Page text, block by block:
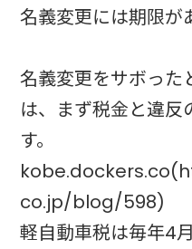
名義変更には期限が
名義変更をサボった
は、まず税金と違反
す。
co.jp/blog/598)
軽自動車税は毎年4